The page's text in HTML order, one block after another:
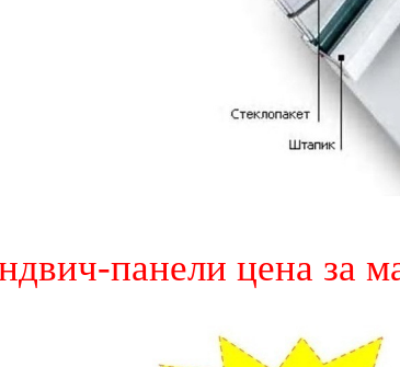
панели цена за